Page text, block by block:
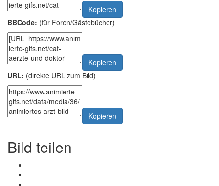
Kopieren
BBCode: (für Foren/Gästebücher)
Kopieren
URL: (direkte URL zum Bild)
Kopieren
Bild teilen